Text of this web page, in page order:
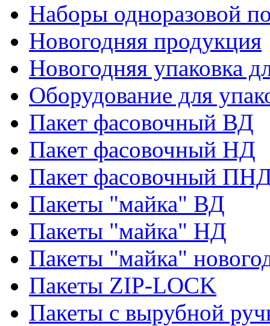
Наборы одноразовой
Новогодняя продукция
Новогодняя упаковка
Оборудование для
Пакет фасовочный ВД
Пакет фасовочный НД
Пакет фасовочный
Пакеты "майка" ВД
Пакеты "майка" НД
Пакеты "майка"
Пакеты ZIP-LOCK
Пакеты с вырубной